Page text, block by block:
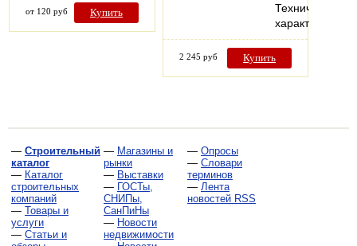
от 120 руб Купить
Технические
2 245 руб Купить
— Строительный
каталог
— Каталог
строительных
компаний
— Товары и
услуги
— Статьи и
— Магазины и
рынки
— Выставки
— ГОСТы,
СНИПы,
СанПиНы
— Новости
недвижимости
— Опросы
— Словари
терминов
— Лента
новостей RSS